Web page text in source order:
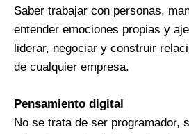
Saber trabajar con personas,
entender emociones propias y
liderar, negociar y construir
de cualquier empresa.
Pensamiento digital
No se trata de ser programador,